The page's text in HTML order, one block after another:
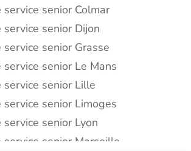
service senior Colmar
service senior Dijon
service senior Grasse
service senior Le Mans
service senior Lille
service senior Limoges
service senior Lyon
service senior Marseille